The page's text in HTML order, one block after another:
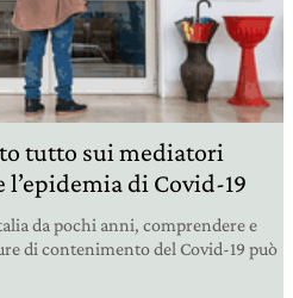
tutto sui mediatori
di Covid-19
da pochi anni, comprendere e
di contenimento del Covid-19 può